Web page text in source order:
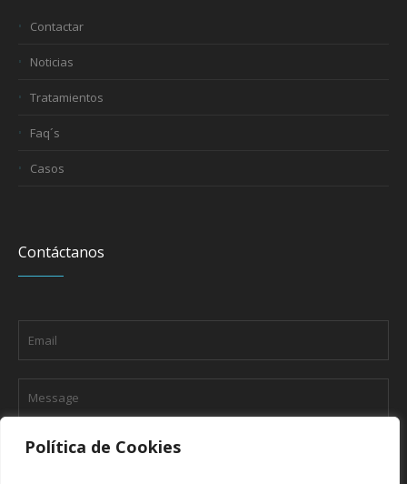
Política de Cookies
Contactar
Noticias
Tratamientos
Faq´s
Casos
Contáctanos